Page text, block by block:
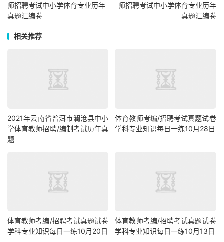
师招聘考试中小学体育专业历年
真题汇编卷
师招聘考试中小学体育专业历年
真题汇编卷
相关推荐
2021年云南省普洱市澜沧县中小
学体育教师招聘/编制考试历年真
题
体育教师考编/招聘考试真题试卷
学科专业知识每日一练10月28日
体育教师考编/招聘考试真题试卷
学科专业知识每日一练10月20日
体育教师考编/招聘考试真题试卷
学科专业知识每日一练10月13日